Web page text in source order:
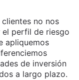
no nos
perfil de riesgo
apliquemos
de inversión
a largo plazo.